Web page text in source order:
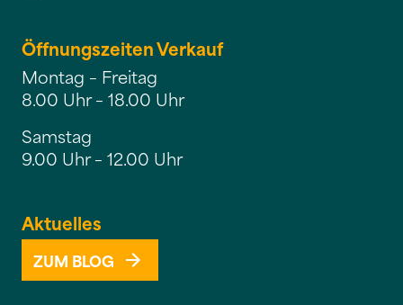
Öffnungszeiten Verkauf
Montag – Freitag
8.00 Uhr – 18.00 Uhr
Samstag
9.00 Uhr – 12.00 Uhr
Aktuelles
ZUM BLOG